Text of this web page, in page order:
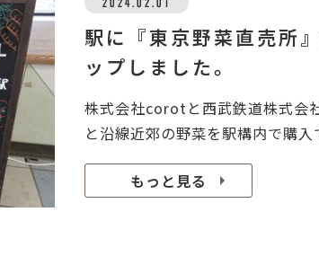
駅に『東京野菜直売所
ップしました。
株式会社corotと西武鉄道株式会
と沿線近郊の野菜を駅構内で購
もっと見る